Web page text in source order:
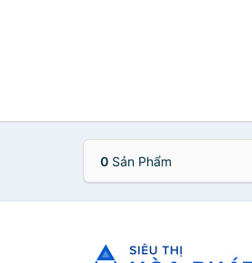
0 Sản Phẩm